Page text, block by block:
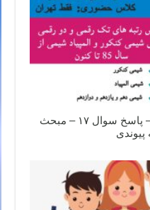
المپیاد شیمی مرحله اول ۱۴۰۱ – پاسخ سوال ۱۷ – مبحث